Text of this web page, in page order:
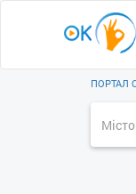
ПОРТАЛ